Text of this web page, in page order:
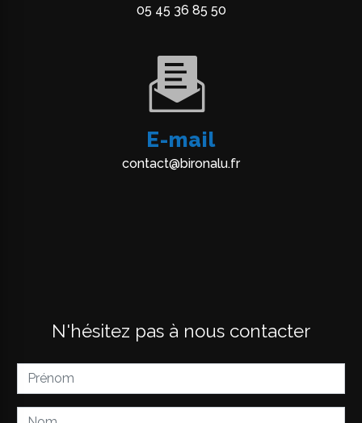
05 45 36 85 50
E-mail
contact@bironalu.fr
N'hésitez pas à nous contacter